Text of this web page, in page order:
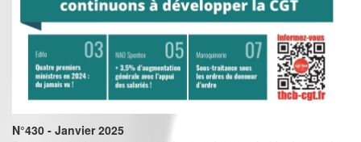
N°430 - Janvier 2025